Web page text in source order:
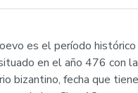
es el período
en el año 476 con
bizantino, fecha que